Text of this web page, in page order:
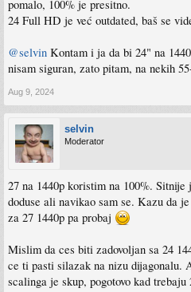
pomalo, 100% je presitno.
24 Full HD je već outdated, baš se
@selvin Kontam i ja da bi 24" na
nisam siguran, zato pitam, na nekih
Aug 9, 2024
selvin
Moderator
27 na 1440p koristim na 100%. Sitnije
doduse ali navikao sam se. Kazu da
za 27 1440p pa probaj
Mislim da ces biti zadovoljan sa 24
ce ti pasti silazak na nizu dijagonalu.
scalinga je skup, pogotovo kad trebaju